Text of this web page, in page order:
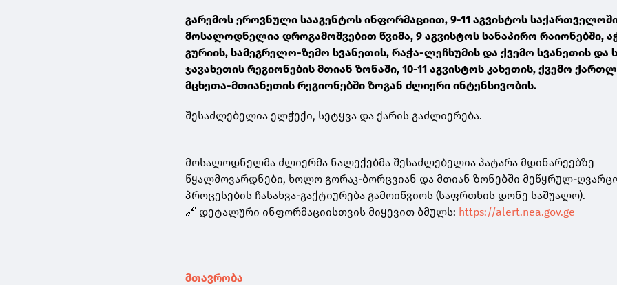
გარემოს ეროვნული სააგენტოს ინფორმაციით, 9-11 აგვისტოს
მოსალოდნელია დროგამოშვებით წვიმა, 9 აგვისტოს სანაპირო რაიონებში,
გურიის, სამეგრელო-ზემო სვანეთის, რაჭა-ლეჩხუმის და ქვემო სვანეთის და
ჯავახეთის რეგიონების მთიან ზონაში, 10-11 აგვისტოს კახეთის, ქვემო
მცხეთა-მთიანეთის რეგიონებში ზოგან ძლიერი ინტენსივობის.
შესაძლებელია ელჭექი, სეტყვა და ქარის გაძლიერება.
მოსალოდნელმა ძლიერმა ნალექებმა შესაძლებელია პატარა მდინარეებზე
წყალმოვარდნები, ხოლო გორაკ-ბორცვიან და მთიან ზონებში მეწყრულ-
პროცესების ჩასახვა-გაქტიურება გამოიწვიოს (საფრთხის დონე საშუალო).
🔗 დეტალური ინფორმაციისთვის მიყევით ბმულს: https://alert.nea.gov.ge
მთავრობა